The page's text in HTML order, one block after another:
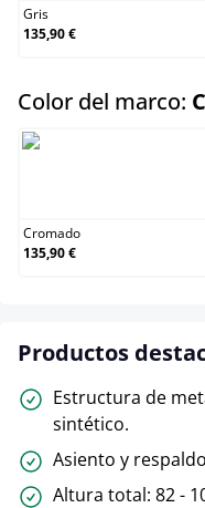
Gris
135,90 €
Color del marco:
Cromado
135,90 €
Productos
Estructura de
sintético.
Asiento y
Altura total: 82 -